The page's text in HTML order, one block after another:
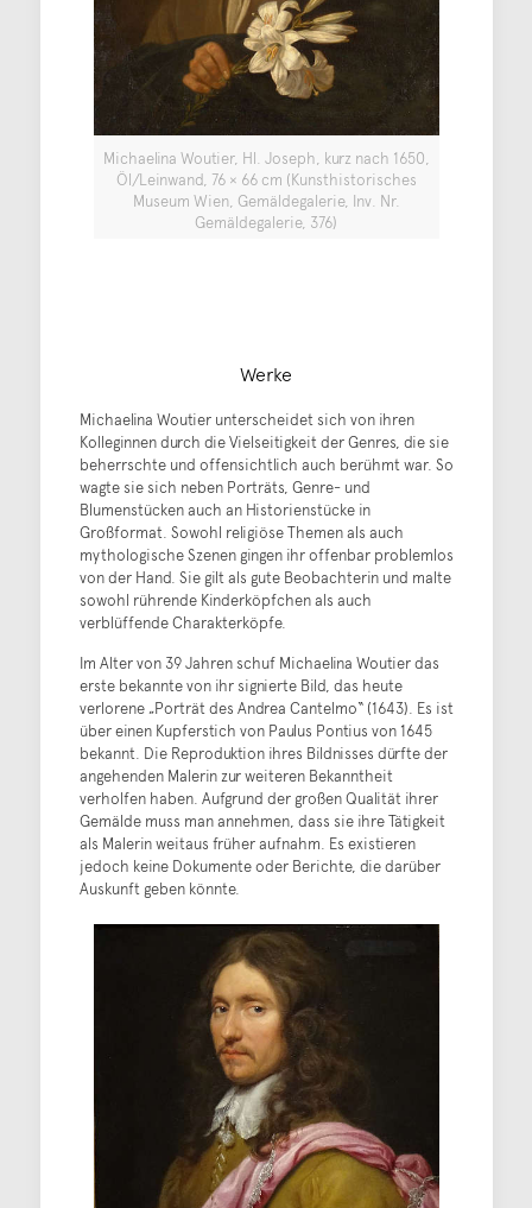
Michaelina Woutier, Hl. Joseph, kurz nach 1650,
Öl/Leinwand, 76 × 66 cm (Kunsthistorisches
Museum Wien, Gemäldegalerie, Inv. Nr.
Gemäldegalerie, 376)
Werke
Michaelina Woutier unterscheidet sich von ihren
Kolleginnen durch die Vielseitigkeit der Genres, die sie
beherrschte und offensichtlich auch berühmt war. So
wagte sie sich neben Porträts, Genre- und
Blumenstücken auch an Historienstücke in
Großformat. Sowohl religiöse Themen als auch
mythologische Szenen gingen ihr offenbar problemlos
von der Hand. Sie gilt als gute Beobachterin und malte
sowohl rührende Kinderköpfchen als auch
verblüffende Charakterköpfe.
Im Alter von 39 Jahren schuf Michaelina Woutier das
erste bekannte von ihr signierte Bild, das heute
verlorene „Porträt des Andrea Cantelmo“ (1643). Es ist
über einen Kupferstich von Paulus Pontius von 1645
bekannt. Die Reproduktion ihres Bildnisses dürfte der
angehenden Malerin zur weiteren Bekanntheit
verholfen haben. Aufgrund der großen Qualität ihrer
Gemälde muss man annehmen, dass sie ihre Tätigkeit
als Malerin weitaus früher aufnahm. Es existieren
jedoch keine Dokumente oder Berichte, die darüber
Auskunft geben könnte.